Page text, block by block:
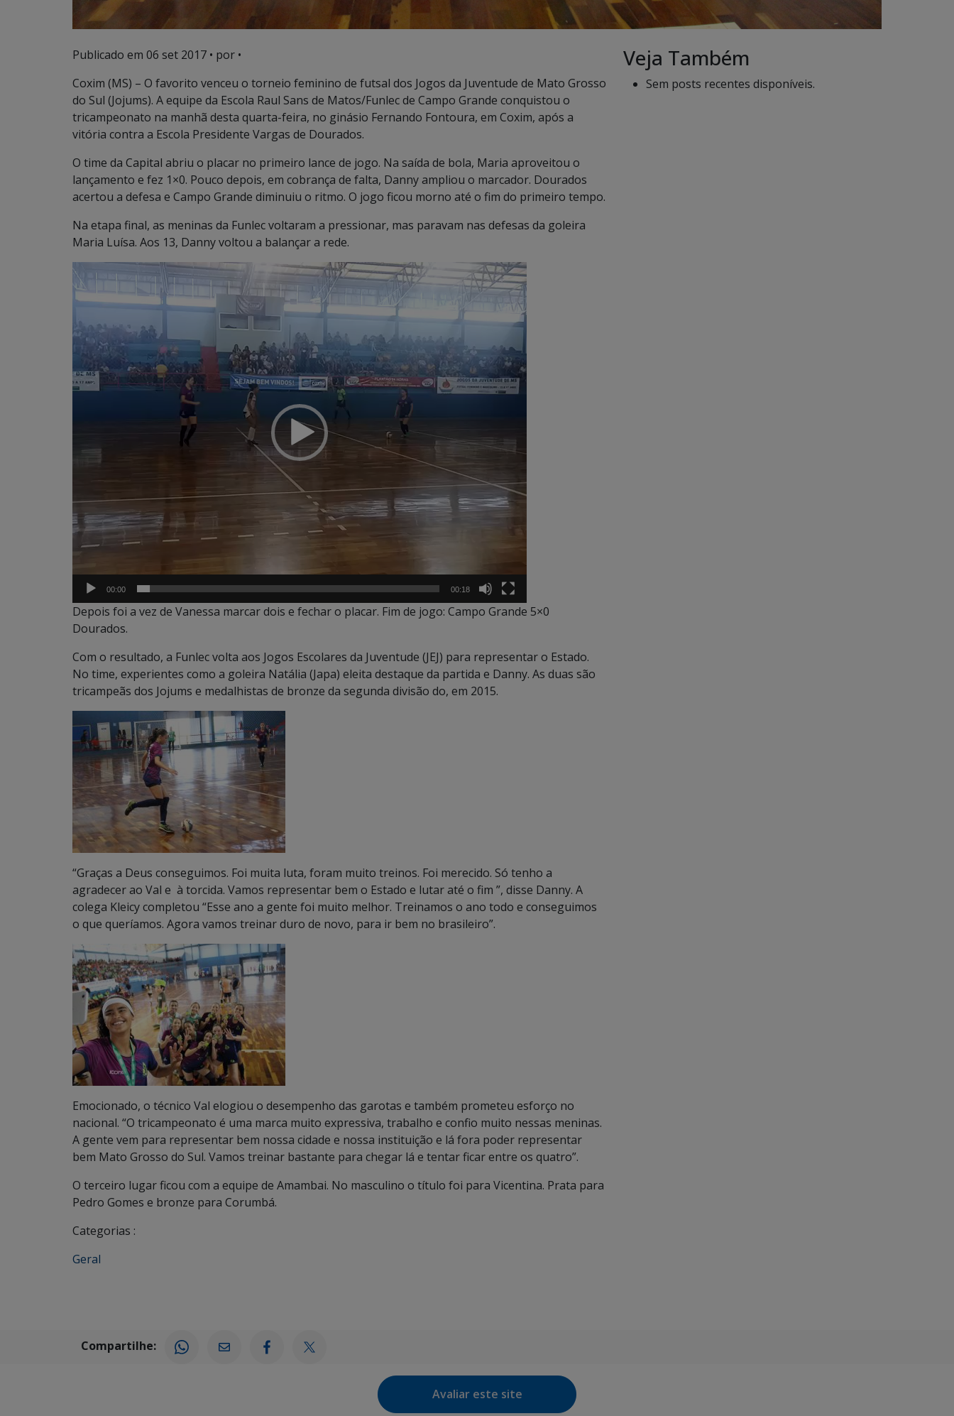
Publicado em 06 set 2017 • por •
Coxim (MS) – O favorito venceu o torneio feminino de futsal dos Jogos da Juventude de Mato Grosso
do Sul (Jojums). A equipe da Escola Raul Sans de Matos/Funlec de Campo Grande conquistou o
tricampeonato na manhã desta quarta-feira, no ginásio Fernando Fontoura, em Coxim, após a
vitória contra a Escola Presidente Vargas de Dourados.
O time da Capital abriu o placar no primeiro lance de jogo. Na saída de bola, Maria aproveitou o
lançamento e fez 1×0. Pouco depois, em cobrança de falta, Danny ampliou o marcador. Dourados
acertou a defesa e Campo Grande diminuiu o ritmo. O jogo ficou morno até o fim do primeiro tempo.
Na etapa final, as meninas da Funlec voltaram a pressionar, mas paravam nas defesas da goleira
Maria Luísa. Aos 13, Danny voltou a balançar a rede.
Tocador
de
vídeo
00:00 00:18
Depois foi a vez de Vanessa marcar dois e fechar o placar. Fim de jogo: Campo Grande 5×0
Dourados.
Com o resultado, a Funlec volta aos Jogos Escolares da Juventude (JEJ) para representar o Estado.
No time, experientes como a goleira Natália (Japa) eleita destaque da partida e Danny. As duas são
tricampeãs dos Jojums e medalhistas de bronze da segunda divisão do, em 2015.
“Graças a Deus conseguimos. Foi muita luta, foram muito treinos. Foi merecido. Só tenho a
agradecer ao Val e à torcida. Vamos representar bem o Estado e lutar até o fim ”, disse Danny. A
colega Kleicy completou “Esse ano a gente foi muito melhor. Treinamos o ano todo e conseguimos
o que queríamos. Agora vamos treinar duro de novo, para ir bem no brasileiro”.
Emocionado, o técnico Val elogiou o desempenho das garotas e também prometeu esforço no
nacional. “O tricampeonato é uma marca muito expressiva, trabalho e confio muito nessas meninas.
A gente vem para representar bem nossa cidade e nossa instituição e lá fora poder representar
bem Mato Grosso do Sul. Vamos treinar bastante para chegar lá e tentar ficar entre os quatro”.
O terceiro lugar ficou com a equipe de Amambai. No masculino o título foi para Vicentina. Prata para
Pedro Gomes e bronze para Corumbá.
Categorias :
Geral
Veja Também
Sem posts recentes disponíveis.
Compartilhe:
Avaliar este site